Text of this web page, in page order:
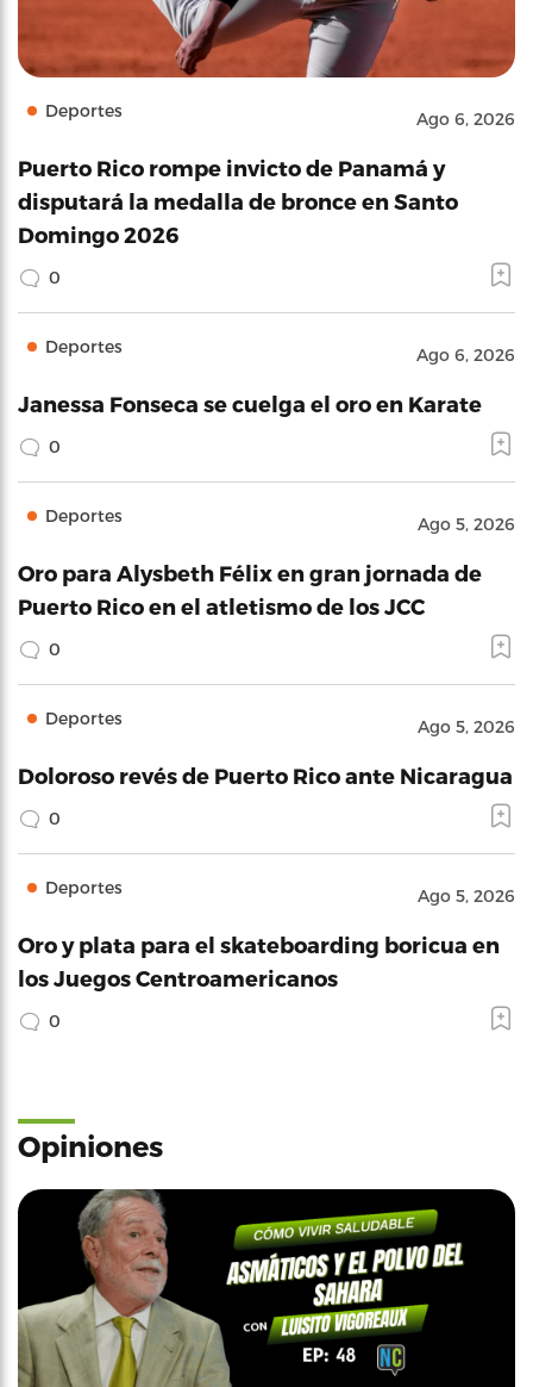
Deportes Ago 6, 2026
Puerto Rico rompe invicto de Panamá y
disputará la medalla de bronce en Santo
Domingo 2026
0
Deportes Ago 6, 2026
Janessa Fonseca se cuelga el oro en Karate
0
Deportes Ago 5, 2026
Oro para Alysbeth Félix en gran jornada de
Puerto Rico en el atletismo de los JCC
0
Deportes Ago 5, 2026
Doloroso revés de Puerto Rico ante Nicaragua
0
Deportes Ago 5, 2026
Oro y plata para el skateboarding boricua en
los Juegos Centroamericanos
0
Opiniones